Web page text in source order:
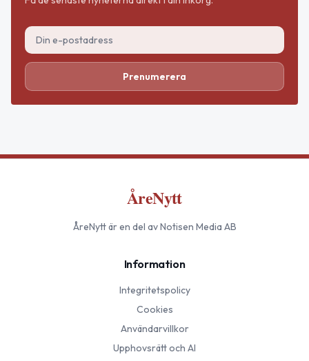
Prenumerera
ÅreNytt
ÅreNyttär en del av Notisen Media AB
Information
Integritetspolicy
Cookies
Användarvillkor
Upphovsrätt och AI